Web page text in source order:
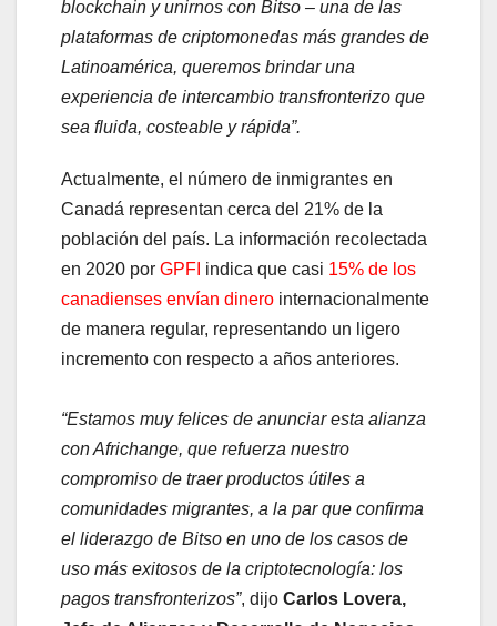
blockchain y unirnos con Bitso – una de las
plataformas de criptomonedas más grandes de
Latinoamérica, queremos brindar una
experiencia de intercambio transfronterizo que
sea fluida, costeable y rápida”.
Actualmente, el número de inmigrantes en
Canadá representan cerca del 21% de la
población del país. La información recolectada
en 2020 por GPFI indica que casi 15% de los
canadienses envían dinero internacionalmente
de manera regular, representando un ligero
incremento con respecto a años anteriores.
“Estamos muy felices de anunciar esta alianza
con Africhange, que refuerza nuestro
compromiso de traer productos útiles a
comunidades migrantes, a la par que confirma
el liderazgo de Bitso en uno de los casos de
uso más exitosos de la criptotecnología: los
pagos transfronterizos”, dijo Carlos Lovera,